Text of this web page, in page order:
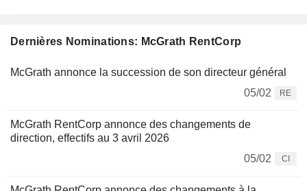
Dernières Nominations: McGrath RentCorp
McGrath annonce la succession de son directeur général
05/02
RE
McGrath RentCorp annonce des changements de
direction, effectifs au 3 avril 2026
05/02
CI